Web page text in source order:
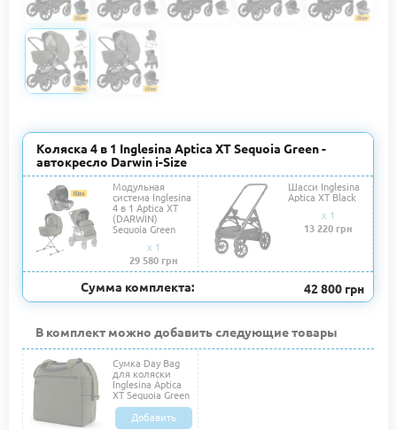
Коляска 4 в 1 Inglesina Aptica XT Sequoia Green -
автокресло Darwin i-Size
Модульная
система Inglesina
4 в 1 Aptica XT
(DARWIN)
Sequoia Green
x 1
29 580 грн
Шасси Inglesina
Aptica XT Black
x 1
13 220 грн
Сумма комплекта: 42 800 грн
В комплект можно добавить следующие товары
Сумка Day Bag
для коляски
Inglesina Aptica
XT Sequoia Green
Добавить